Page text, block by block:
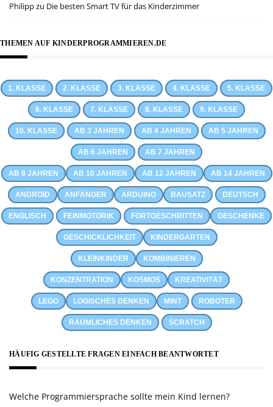
Philippzu Die besten Smart TV für das Kinderzimmer
THEMEN AUF KINDERPROGRAMMIEREN.DE
1. KLASSE 2. KLASSE 3. KLASSE 4. KLASSE 5. KLASSE
6. KLASSE 7. KLASSE 8. KLASSE 9. KLASSE
10. KLASSE AB 3 JAHREN AB 4 JAHREN AB 5 JAHREN
AB 6 JAHREN AB 7 JAHREN
AB 8 JAHREN AB 10 JAHREN AB 12 JAHREN AB 14 JAHREN
ANDROID ANFÄNGER ARDUINO BAUSATZ DEUTSCH
ENGLISCH FEINMOTORIK FORTGESCHRITTEN GESCHENKE
GESCHICKLICHKEIT KINDERGARTEN
KLEINKINDER KOMBINIEREN
KONZENTRATION KOSMOS KREATIVITÄT
LEGO LOGISCHES DENKEN MINT ROBOTER
RÄUMLICHES DENKEN SCRATCH
HÄUFIG GESTELLTE FRAGEN EINFACH BEANTWORTET
Welche Programmiersprache sollte mein Kind lernen?